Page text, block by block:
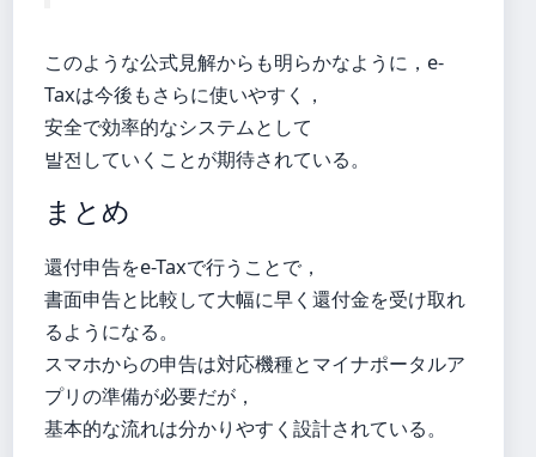
このような公式見解からも明らかなように，e-
Taxは今後もさらに使いやすく，
安全で効率的なシステムとして
발전していくことが期待されている。
まとめ
還付申告をe-Taxで行うことで，
書面申告と比較して大幅に早く還付金を受け取れ
るようになる。
スマホからの申告は対応機種とマイナポータルア
プリの準備が必要だが，
基本的な流れは分かりやすく設計されている。